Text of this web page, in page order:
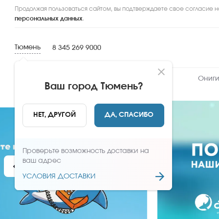
Продолжая пользоваться сайтом, вы подтверждаете свое согласие
персональных данных.
Тюмень
Ваш город Тюмень?
НЕТ, ДРУГОЙ ДА, СПАСИБО
Проверьте возможность доставки на
ваш адрес
УСЛОВИЯ ДОСТАВКИ
8 345 269 9000